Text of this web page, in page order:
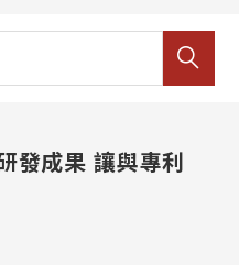
發成果 讓與專利